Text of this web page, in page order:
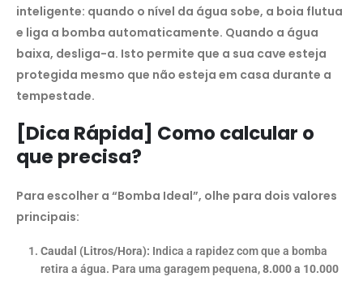
inteligente: quando o nível da água sobe, a boia flutua
e liga a bomba automaticamente. Quando a água
baixa, desliga-a. Isto permite que a sua cave esteja
protegida mesmo que não esteja em casa durante a
tempestade.
[Dica Rápida] Como calcular o
que precisa?
Para escolher a “Bomba Ideal”, olhe para dois valores
principais:
Caudal (Litros/Hora): Indica a rapidez com que a bomba
retira a água. Para uma garagem pequena,8.000 a 10.000